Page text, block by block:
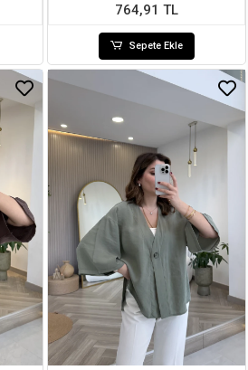
764,91 TL
Sepete Ekle